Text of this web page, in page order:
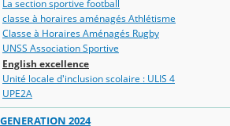
La section sportive football
classe à horaires aménagés Athlétisme
Classe à Horaires Aménagés Rugby
UNSS Association Sportive
English excellence
Unité locale d'inclusion scolaire : ULIS 4
UPE2A
GENERATION 2024